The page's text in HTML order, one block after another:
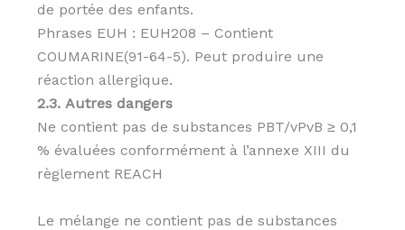
de portée des enfants.
Phrases EUH : EUH208 – Contient
COUMARINE(91-64-5). Peut produire une
réaction allergique.
2.3. Autres dangers
Ne contient pas de substances PBT/vPvB ≥ 0,1
% évaluées conformément à l’annexe XIII du
règlement REACH
Le mélange ne contient pas de substances